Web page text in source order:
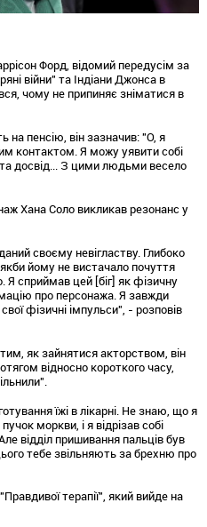
Форд, відомий передусім за
війни" та Індіани Джонса в
чому не припиняє зніматися в
на пенсію, він зазначив: "О, я
контактом. Я можу уявити собі
досвід... З цими людьми весело
Хана Соло викликав резонанс у
своєму невігластву. Глибоко
йому не вистачало почуття
Я сприймав цей [біг] як фізичну
про персонажа. Я завжди
фізичні імпульси", - розповів
як зайнятися акторством, він
відносно короткого часу,
їжі в лікарні. Не знаю, що я
моркви, і я відрізав собі
відділ пришивання пальців був
тебе звільняють за брехню про
терапії", який вийде на